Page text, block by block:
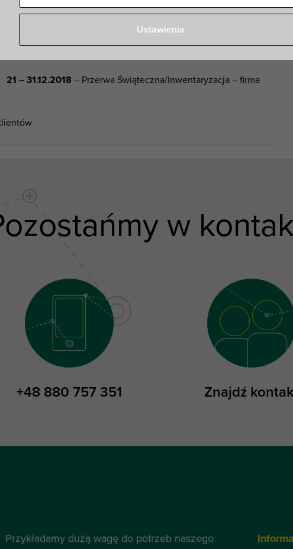
Walraven pracuje następująco:
21 – 31.12.2018 – Przerwa Świąteczna/Inwentaryzacja – firma
w
+48 880 757 351 Znajdź
Przykładamy dużą wagę do potrzeb naszego
Ustawienia